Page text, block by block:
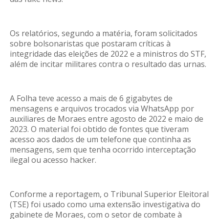
Os relatórios, segundo a matéria, foram solicitados
sobre bolsonaristas que postaram críticas à
integridade das eleições de 2022 e a ministros do STF,
além de incitar militares contra o resultado das urnas.
A Folha teve acesso a mais de 6 gigabytes de
mensagens e arquivos trocados via WhatsApp por
auxiliares de Moraes entre agosto de 2022 e maio de
2023. O material foi obtido de fontes que tiveram
acesso aos dados de um telefone que continha as
mensagens, sem que tenha ocorrido interceptação
ilegal ou acesso hacker.
Conforme a reportagem, o Tribunal Superior Eleitoral
(TSE) foi usado como uma extensão investigativa do
gabinete de Moraes, com o setor de combate à